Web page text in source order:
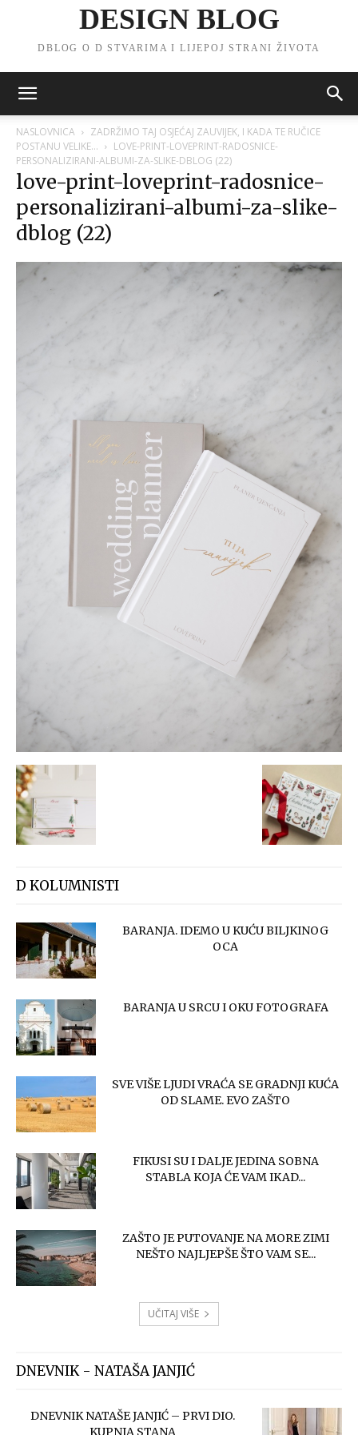
DESIGN BLOG
DBLOG O D STVARIMA I LIJEPOJ STRANI ŽIVOTA
NASLOVNICA
ZADRŽIMO TAJ OSJEĆAJ ZAUVIJEK, I KADA TE RUČICE
POSTANU VELIKE…
LOVE-PRINT-LOVEPRINT-RADOSNICE-
PERSONALIZIRANI-ALBUMI-ZA-SLIKE-DBLOG (22)
love-print-loveprint-radosnice-
personalizirani-albumi-za-slike-
dblog (22)
D KOLUMNISTI
BARANJA. IDEMO U KUĆU BILJKINOG
OCA
BARANJA U SRCU I OKU FOTOGRAFA
SVE VIŠE LJUDI VRAĆA SE GRADNJI KUĆA
OD SLAME. EVO ZAŠTO
FIKUSI SU I DALJE JEDINA SOBNA
STABLA KOJA ĆE VAM IKAD...
ZAŠTO JE PUTOVANJE NA MORE ZIMI
NEŠTO NAJLJEPŠE ŠTO VAM SE...
UČITAJ VIŠE
DNEVNIK - NATAŠA JANJIĆ
DNEVNIK NATAŠE JANJIĆ – PRVI DIO.
KUPNJA STANA